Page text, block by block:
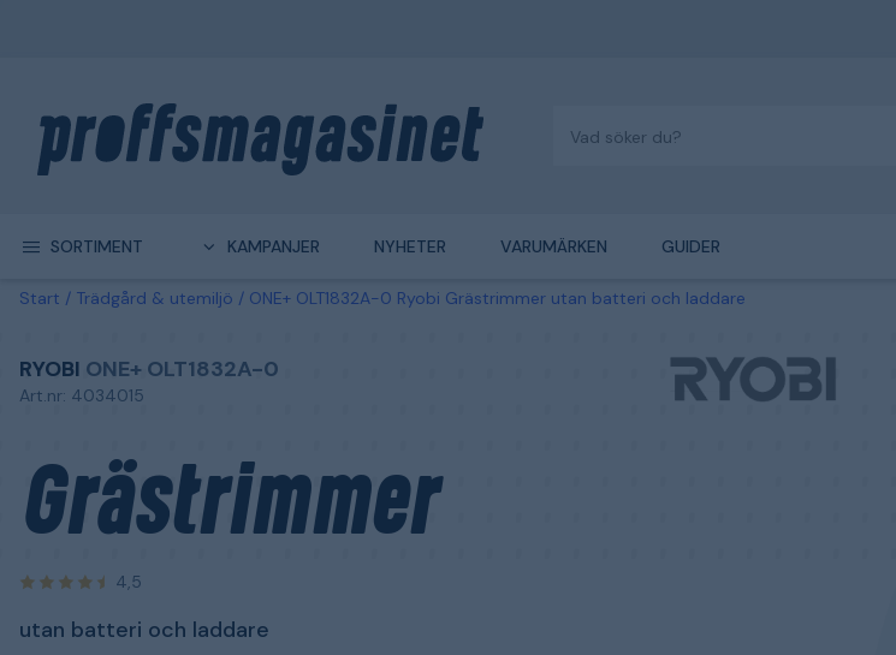
SORTIMENT KAMPANJER NYHETER VARUMÄRKEN GUIDER
Start Trädgård & utemiljö ONE+ OLT1832A-0 Ryobi Grästrimmer utan batteri och laddare
RYOBI ONE+ OLT1832A-0
Art.nr: 4034015
Grästrimmer
4,5
utan batteri och laddare